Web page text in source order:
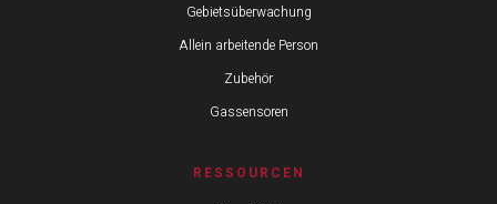
Gebietsüberwachung
Allein arbeitende Person
Zubehör
Gassensoren
RESSOURCEN